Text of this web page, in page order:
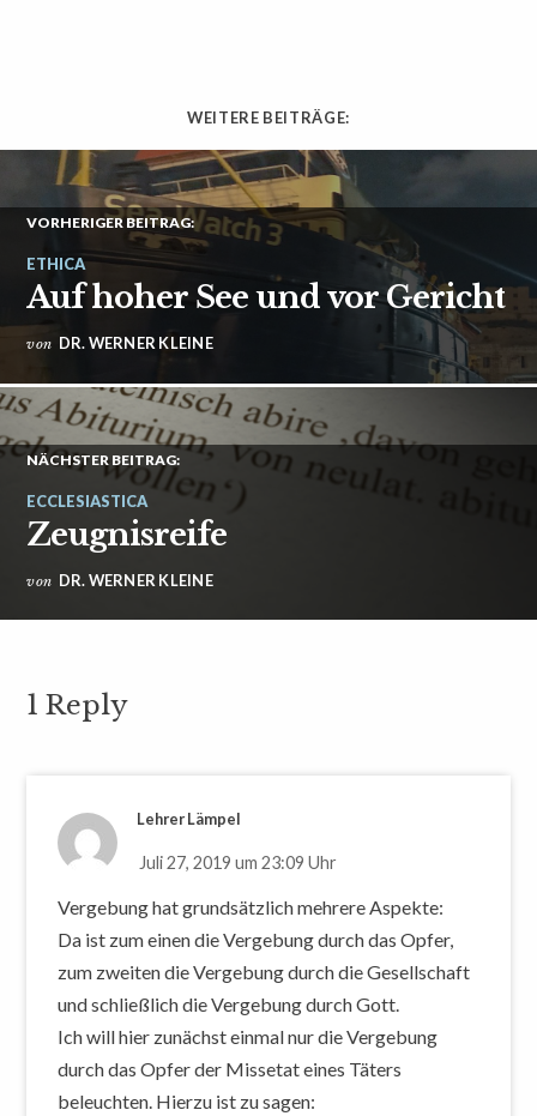
WEITERE BEITRÄGE:
VORHERIGER BEITRAG:
ETHICA
Auf hoher See und vor Gericht
von DR. WERNER KLEINE
NÄCHSTER BEITRAG:
ECCLESIASTICA
Zeugnisreife
von DR. WERNER KLEINE
1 Reply
Lehrer Lämpel
Juli 27, 2019 um 23:09 Uhr
Vergebung hat grundsätzlich mehrere Aspekte:
Da ist zum einen die Vergebung durch das Opfer,
zum zweiten die Vergebung durch die Gesellschaft
und schließlich die Vergebung durch Gott.
Ich will hier zunächst einmal nur die Vergebung
durch das Opfer der Missetat eines Täters
beleuchten. Hierzu ist zu sagen: